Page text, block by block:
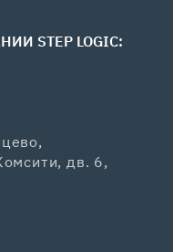
STEP LOGIC:
дв. 6,